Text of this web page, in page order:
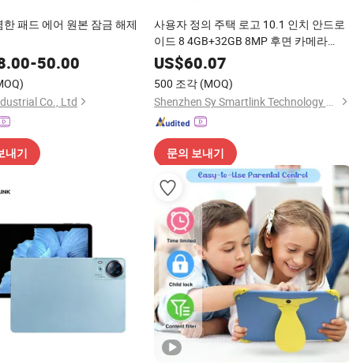
한 패드 에어 원본 잠금 해제
-50.00
Co., Ltd
내기
사용자 정의 주택 로고 10.1 인치 안드로
이드 8 4GB+32GB 8MP 후면 카메라
4000mAh 경량 휴대용 패드
US$60.07
500 조각 (MOQ)
Shenzhen Sy Smartlink Technology Co., Ltd.
문의 보내기